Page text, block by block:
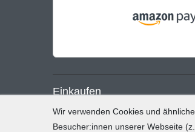
Einkaufen
Zahlung und Versand
Wir verwenden Cookies und
Besucher:innen unserer Webseite